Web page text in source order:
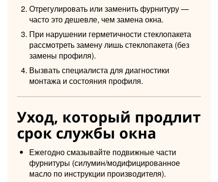
Отрегулировать или заменить фурнитуру —
часто это дешевле, чем замена окна.
При нарушении герметичности стеклопакета
рассмотреть замену лишь стеклопакета (без
замены профиля).
Вызвать специалиста для диагностики
монтажа и состояния профиля.
Уход, который продлит
срок службы окна
Ежегодно смазывайте подвижные части
фурнитуры (силумин/модифицированное
масло по инструкции производителя).